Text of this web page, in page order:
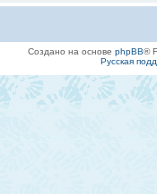
Создано на основе phpBB®
Русская